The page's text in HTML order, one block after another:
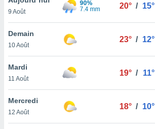
et
»,
au
vous
qu'ils
ou
9 Août
90%
7.4 mm
20° / 15°
Demain
10 Août
23° / 12°
Mardi
11 Août
19° / 11°
Mercredi
12 Août
18° / 10°